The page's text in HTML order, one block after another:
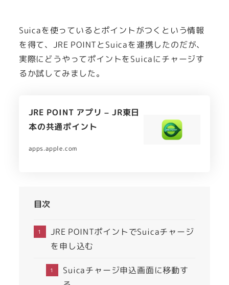
Suicaを使っているとポイントがつくという情報
を得て、JRE POINTとSuicaを連携したのだが、
実際にどうやってポイントをSuicaにチャージす
るか試してみました。
‎JRE POINT アプリ – JR東日
本の共通ポイント
apps.apple.com
目次
JRE POINTポイントでSuicaチャージ
を申し込む
Suicaチャージ申込画面に移動す